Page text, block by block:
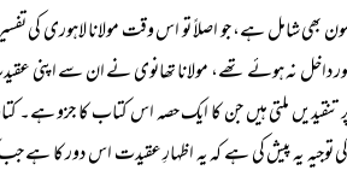
شامل ہے، جو اصلاً تو اس وقت مولانا لاہوری کی تفسیر
نہ ہوئے تھے، مولانا تھانوی نے ان سے اپنی عقیدت
پر تنقیدیں ملتی ہیں جن کا ایک حصہ اس کتاب کا
یہ پیش کی ہے کہ یہ اظہارِ عقیدت اس دور کا ہے جب